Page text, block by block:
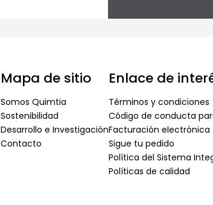
Mapa de sitio
Somos Quimtia
Sostenibilidad
Desarrollo e Investigación
Contacto
Enlace de
Términos y condiciones
Código de conducta
Facturación electrónica
Sigue tu pedido
Política del Sistema
Políticas de calidad